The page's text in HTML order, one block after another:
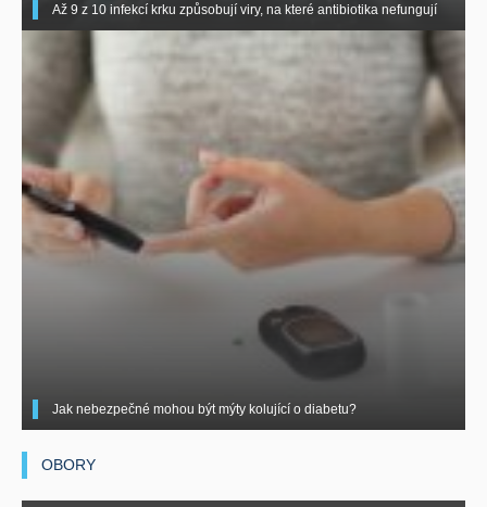
Až 9 z 10 infekcí krku způsobují viry, na které antibiotika nefungují
Jak nebezpečné mohou být mýty kolující o diabetu?
OBORY